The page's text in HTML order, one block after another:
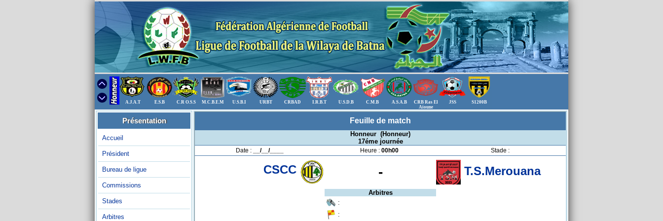
A.J.A.T E.S.B C.R O.S.S M.C.B.E.M U.S.B.I URBT CRBAD I.R.B.T U.S.D.B C.M.B A.S.A.B
CRB Ras El
Aioune
JSS S1200B
Présentation
Accueil
Président
Bureau de ligue
Commissions
Stades
Arbitres
Feuille de match
Honneur (Honneur)
17éme journée
Date : __/__/____ Heure : 00h00 Stade :
CSCC - T.S.Merouana
Arbitres
:
: